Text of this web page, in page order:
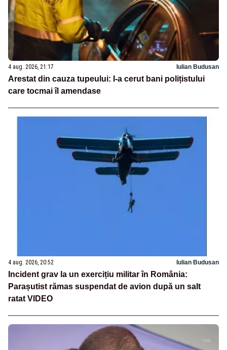
4 aug. 2026, 21:17 Iulian Budusan
Arestat din cauza tupeului: I-a cerut bani polițistului
care tocmai îl amendase
4 aug. 2026, 20:52 Iulian Budusan
Incident grav la un exercițiu militar în România:
Parașutist rămas suspendat de avion după un salt
ratat VIDEO